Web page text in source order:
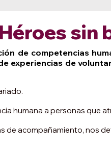
sin
de competencias
experiencias de
humana a personas que
de acompañamiento, nos